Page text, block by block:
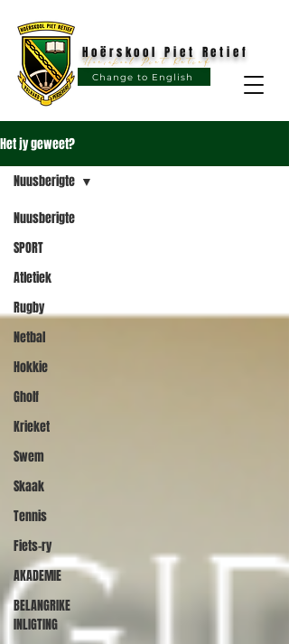
Change to English
Hoërskool Piet Retief
Hoërskool Piet Retief
Het jy geweet?
Nuusberigte
SPORT
Atletiek
Rugby
Netbal
Hokkie
Gholf
Krieket
Swem
Skaak
Tennis
Fiets-ry
AKADEMIE
BELANGRIKE
INLIGTING
Nuusberigte